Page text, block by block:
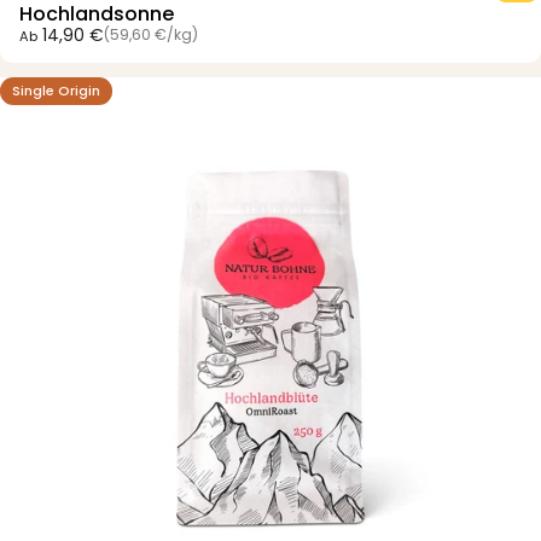
Hochlandsonne
Ab 14,90 €
Grundpreis(59,60 €/
pro kg)
4.5
Single Origin